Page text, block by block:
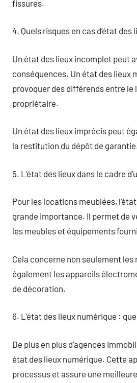
fissures.
4. Quels risques en cas d’état des
Un état des lieux incomplet peut
conséquences. Un état des lieux
provoquer des différends entre le
propriétaire.
Un état des lieux imprécis peut
la restitution du dépôt de
5. L’état des lieux dans le cadre
Pour les locations meublées,
grande importance. Il permet de
les meubles et équipements
Cela concerne non seulement les
également les appareils
de décoration.
6. L’état des lieux numérique :
De plus en plus d’agences
état des lieux numérique. Cette
processus et assure une